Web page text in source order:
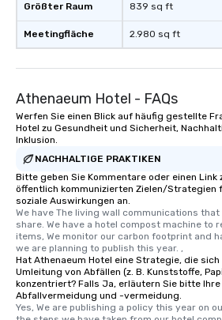
Größter Raum
Meetingfläche
839 sq ft
2.980 sq ft
Athenaeum Hotel - FAQs
Werfen Sie einen Blick auf häufig gestellte
Hotel zu Gesundheit und Sicherheit,
Inklusion.
NACHHALTIGE PRAKTIKEN
Bitte geben Sie Kommentare oder einen Link
öffentlich kommunizierten Zielen/Strategien
soziale Auswirkungen an.
We have The living wall communications
share. We have a hotel compost machine to
items, We monitor our carbon footprint and
we are planning to publish this year. ,
Hat Athenaeum Hotel eine Strategie, die
Umleitung von Abfällen (z. B. Kunststoffe,
konzentriert? Falls Ja, erläutern Sie bitte
Abfallvermeidung und -vermeidung.
Yes, We are publishing a policy this year on